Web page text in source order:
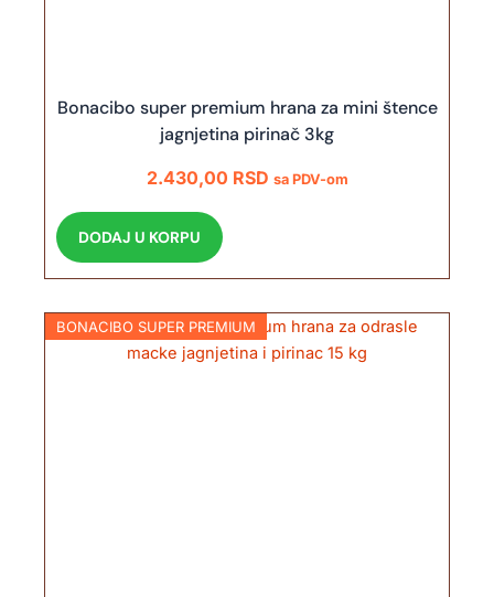
Bonacibo super premium hrana za mini štence
jagnjetina pirinač 3kg
2.430,00 RSD sa PDV-om
DODAJ U KORPU
BONACIBO SUPER PREMIUM